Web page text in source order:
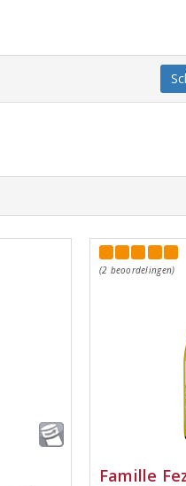
(2 beoordelingen)
Famille